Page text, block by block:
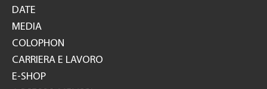
DATE
MEDIA
COLOPHON
CARRIERA E LAVORO
E-SHOP